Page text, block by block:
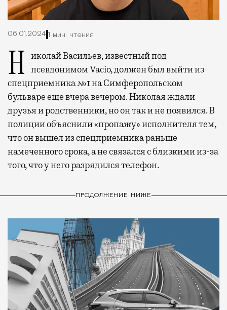
06.01.2024 1 мин. чтения
Николай Васильев, известный под псевдонимом Vacio, должен был выйти из
спецприемника №1 на Симферопольском
бульваре еще вчера вечером. Николая ждали
друзья и родственники, но он так и не появился. В
полиции объяснили «пропажу» исполнителя тем,
что он вышел из спецприемника раньше
намеченного срока, а не связался с близкими из-за
того, что у него разрядился телефон.
ПРОДОЛЖЕНИЕ НИЖЕ